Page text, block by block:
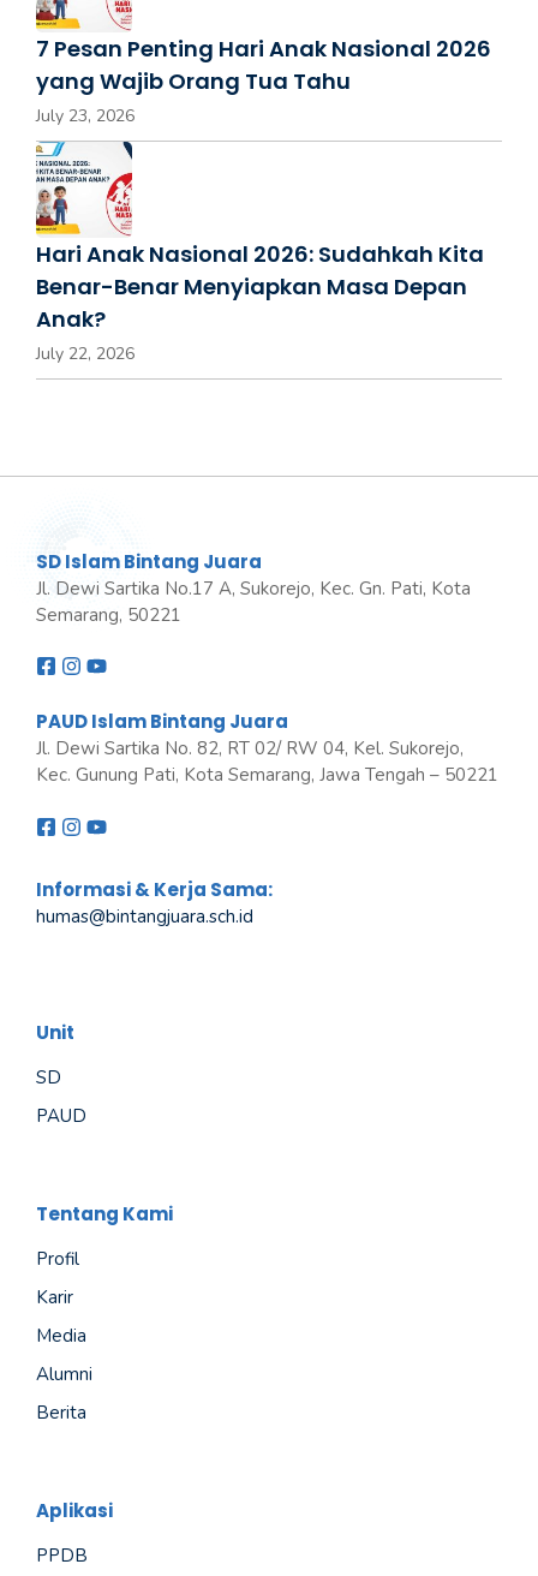
7 Pesan Penting Hari Anak Nasional 2026
yang Wajib Orang Tua Tahu
July 23, 2026
Hari Anak Nasional 2026: Sudahkah Kita
Benar-Benar Menyiapkan Masa Depan
Anak?
July 22, 2026
SD Islam Bintang Juara
Jl. Dewi Sartika No.17 A, Sukorejo, Kec. Gn. Pati, Kota
Semarang, 50221
PAUD Islam Bintang Juara
Jl. Dewi Sartika No. 82, RT 02/ RW 04, Kel. Sukorejo,
Kec. Gunung Pati, Kota Semarang, Jawa Tengah – 50221
Informasi & Kerja Sama:
humas@bintangjuara.sch.id
Unit
SD
PAUD
Tentang Kami
Profil
Karir
Media
Alumni
Berita
Aplikasi
PPDB